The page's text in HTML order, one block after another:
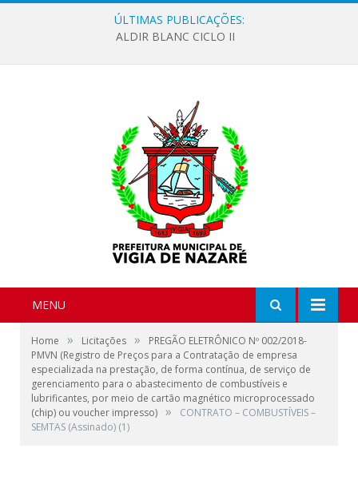
ÚLTIMAS PUBLICAÇÕES:
ALDIR BLANC CICLO II
MENU
Home » Licitações »
PREGÃO ELETRÔNICO Nº 002/2018-
PMVN (Registro de Preços para a Contratação de empresa
especializada na prestação, de forma contínua, de serviço de
gerenciamento para o abastecimento de combustíveis e
lubrificantes, por meio de cartão magnético microprocessado
(chip) ou voucher impresso) »
CONTRATO – COMBUSTÍVEIS –
SEMTAS (Assinado) (1)